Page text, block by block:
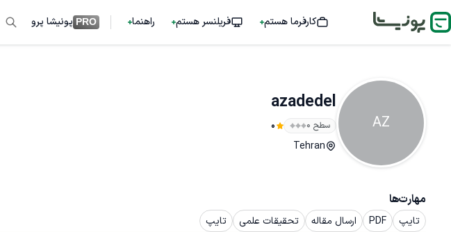
کارفرما هستم فریلنسر هستم راهنما PRO پونیشا پرو
AZ
azadedel
سطح ۰ 0
Tehran
مهارت‌ها
تایپ PDF ارسال مقاله تحقیقات علمی تایپ